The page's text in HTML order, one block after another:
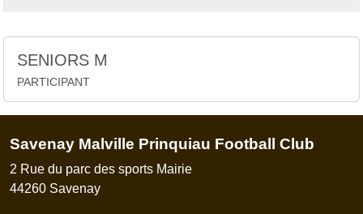
SENIORS M
PARTICIPANT
Savenay Malville Prinquiau Football Club
2 Rue du parc des sports Mairie
44260 Savenay